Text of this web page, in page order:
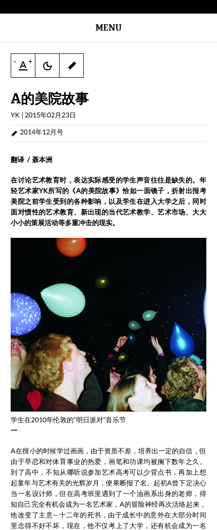
MENU
- +
A的美院故事
YK | 2015年02月23日
2014年12月号
翻译 / 聂本洲
在讨论艺术教育时，表达实际感受的学生声音往往是缺失的。年
轻艺术家YK所写的《A的美院故事》恰如一面镜子，折射出报考
美院之前学生受到的各种影响，以及学生在进入大学之后，同时
面对惯性的艺术教育、新出现的当代艺术教学、艺术市场、大大
小小的策展活动等多重冲击的现实。
学生在2010年伦敦的“明日派对”音乐节
一
A在很小的时候学过画画，由于资质不差，培养出一定的自信，但
由于早恋和对体育事业的热爱，画笔和功课均被搁下数年之久。
到了高中，不知从哪听说参加艺术高考可以少背点书，再加上想
起童年与艺术有关的光辉岁月，便果断报了名。起初A曾下定决心
当一名设计师，但在高考班里遇到了一个油画系出身的老师，得
知自己完全有机会成为一名艺术家，A的冒险神经再次活络起来，
他改变了主意—十二年的死书，由于成长中的意外在大部分时间
里念得不好不坏，现在，他不仅考上了大学，还有机会成为一名